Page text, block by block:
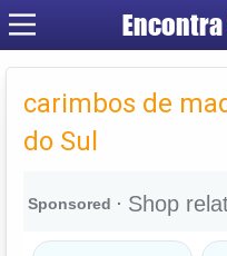
Encontra
carimbos de
do Sul